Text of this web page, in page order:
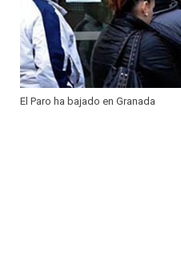
El Paro ha bajado en Granada